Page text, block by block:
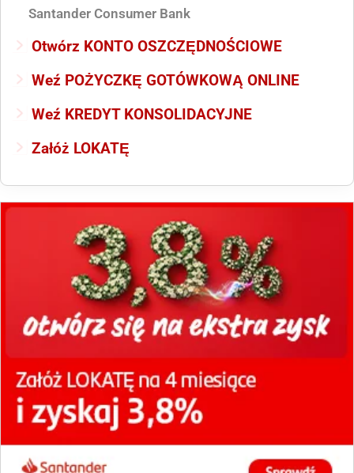
Santander Consumer Bank
Otwórz KONTO OSZCZĘDNOŚCIOWE
Weź POŻYCZKĘ GOTÓWKOWĄ ONLINE
Weź KREDYT KONSOLIDACYJNE
Załóż LOKATĘ